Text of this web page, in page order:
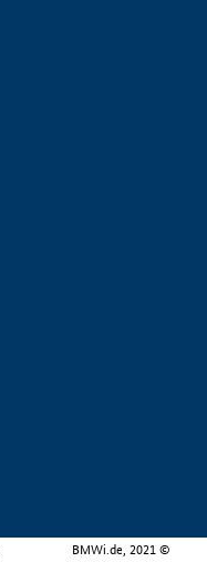
BMWi.de, 2021 ©